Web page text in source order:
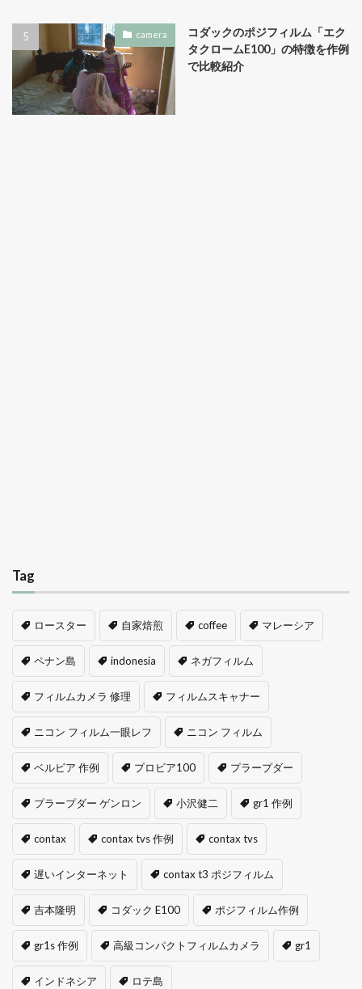
camera
コダックのポジフィルム「エク
タクロームE100」の特徴を作例
で比較紹介
Tag
ロースター 自家焙煎 coffee マレーシア
ペナン島 indonesia ネガフィルム
フィルムカメラ 修理 フィルムスキャナー
ニコン フィルム一眼レフ ニコン フィルム
ベルビア 作例 プロビア100 プラープダー
プラープダー ゲンロン 小沢健二 gr1 作例
contax contax tvs 作例 contax tvs
遅いインターネット contax t3 ポジフィルム
吉本隆明 コダック E100 ポジフィルム作例
gr1s 作例 高級コンパクトフィルムカメラ gr1
インドネシア ロテ島